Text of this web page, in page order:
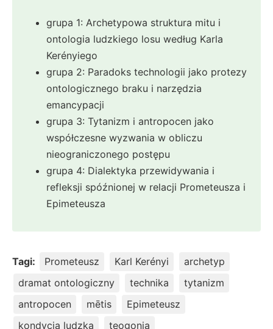
grupa 1: Archetypowa struktura mitu i
ontologia ludzkiego losu według Karla
Kerényiego
grupa 2: Paradoks technologii jako protezy
ontologicznego braku i narzędzia
emancypacji
grupa 3: Tytanizm i antropocen jako
współczesne wyzwania w obliczu
nieograniczonego postępu
grupa 4: Dialektyka przewidywania i
refleksji spóźnionej w relacji Prometeusza i
Epimeteusza
Tagi: Prometeusz Karl Kerényi
archetyp
dramat ontologiczny
technika
tytanizm
antropocen
mētis
Epimeteusz
kondycja ludzka
teogonia